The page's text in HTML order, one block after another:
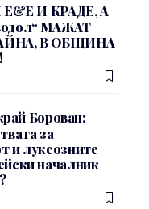
И КРАДЕ, А
МАЖАТ
В ОБЩИНА
Борован:
за
и луксозните
началник